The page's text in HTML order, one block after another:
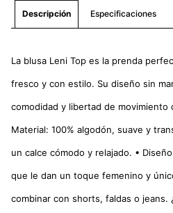
Descripción Especificaciones
La blusa Leni Top es la prenda
fresco y con estilo. Su diseño sin
comodidad y libertad de movimiento
Material: 100% algodón, suave y
un calce cómodo y relajado. •
que le dan un toque femenino y
combinar con shorts, faldas o jeans.